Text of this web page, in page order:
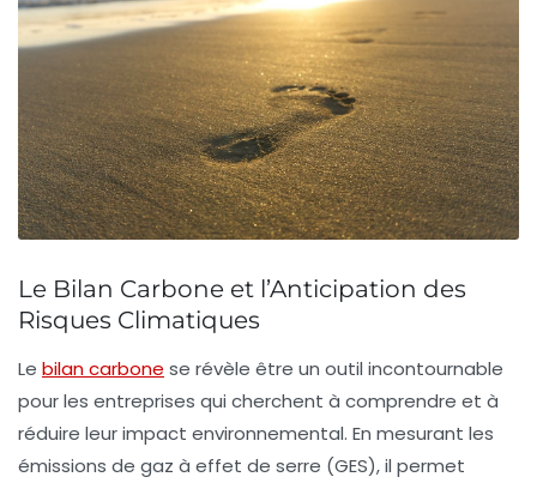
Le Bilan Carbone et l’Anticipation des
Risques Climatiques
Le bilan carbone se révèle être un outil incontournable
pour les entreprises qui cherchent à comprendre et à
réduire leur impact environnemental. En mesurant les
émissions de gaz à effet de serre (GES), il permet